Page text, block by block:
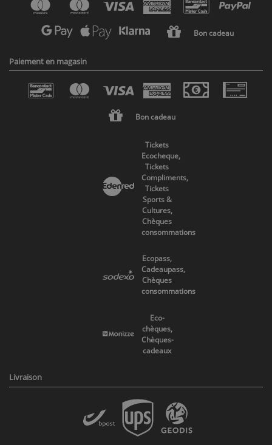
Bon cadeau
Paiement en magasin
Bon cadeau
Tickets
Ecocheque,
Tickets
Compliments,
Tickets
Sports &
Cultures,
Chèques
consommations
Ecopass,
Cadeaupass,
Chèques
consommations
Eco-
chèques,
Chèques-
cadeaux
Livraison